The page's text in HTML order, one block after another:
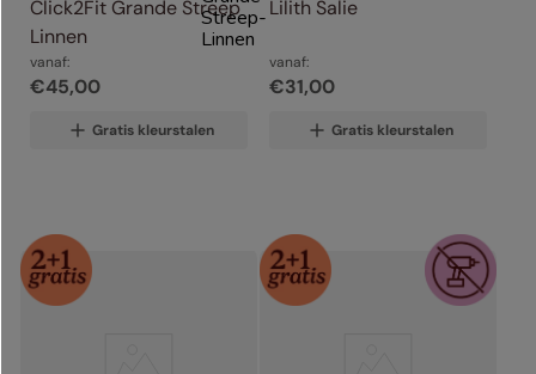
Click2Fit Grande Streep
Linnen
vanaf:
€45,00
Gratis kleurstalen
Lilith Salie
vanaf:
€31,00
Gratis kleurstalen